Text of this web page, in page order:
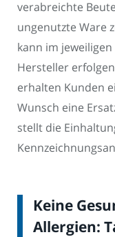
verabreichte
ungenutzte Ware
kann im
Hersteller
erhalten Kunden
Wunsch eine
stellt die
Keine
Allergien: